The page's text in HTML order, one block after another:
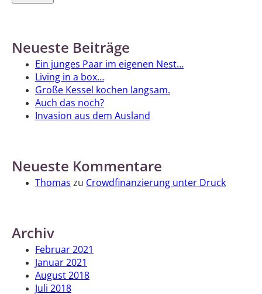
Neueste Beiträge
Ein junges Paar im eigenen Nest…
Living in a box…
Große Kessel kochen langsam.
Auch das noch?
Invasion aus dem Ausland
Neueste Kommentare
Thomas zu Crowdfinanzierung unter Druck
Archiv
Februar 2021
Januar 2021
August 2018
Juli 2018